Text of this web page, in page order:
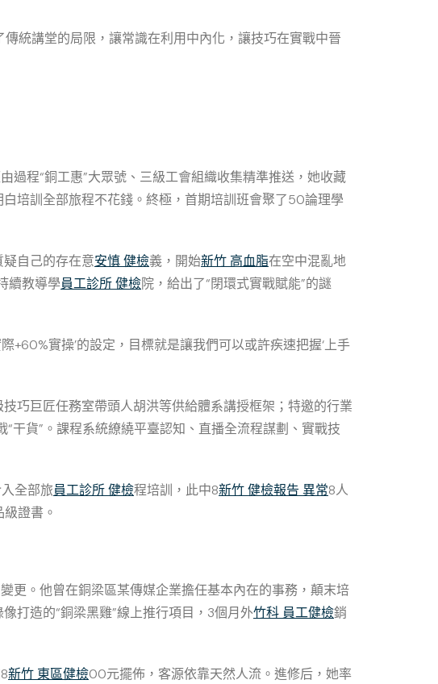
統講堂的局限，讓常識在利用中內化，讓技巧在實戰中晉
過程“銅工惠”大眾號、三級工會組織收集精準推送，她收藏
培訓全部旅程不花錢。終極，首期培訓班會聚了50論理學
自己的存在意安慎 健檢義，開始新竹 高血脂在空中混亂地
續教導學員工診所 健檢院，給出了“閉環式實戰賦能”的謎
+60%實操’的設定，目標就是讓我們可以或許疾速把握‘上手
巧巨匠任務室帶頭人胡洪等供給體系講授框架；特邀的行業
干貨”。課程系統繚繞平臺認知、直播全流程謀劃、實戰技
全部旅員工診所 健檢程培訓，此中8新竹 健檢報告 異常8人
證書。
更。他曾在銅梁區某傳媒企業擔任基本內在的事務，顛末培
打造的“銅梁黑雞”線上推行項目，3個月外竹科 員工健檢銷
新竹 東區健檢00元擺佈，客源依靠天然人流。進修后，她率